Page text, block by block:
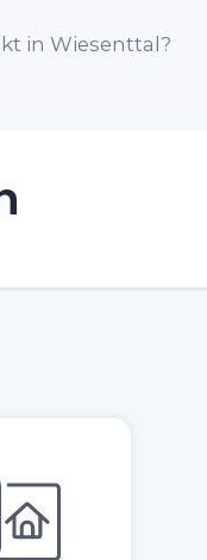
in Wiesenttal?